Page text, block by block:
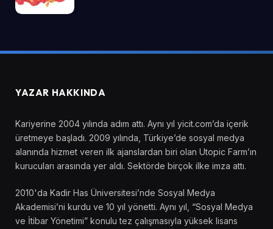
YAZAR HAKKINDA
Kariyerine 2004 yılında adım attı. Aynı yıl yicit.com’da içerik
üretmeye başladı. 2009 yılında, Türkiye’de sosyal medya
alanında hizmet veren ilk ajanslardan biri olan Utopic Farm’ın
kurucuları arasında yer aldı. Sektörde birçok ilke imza attı.
2010'da Kadir Has Üniversitesi’nde Sosyal Medya
Akademisi’ni kurdu ve 10 yıl yönetti. Aynı yıl, “Sosyal Medya
ve İtibar Yönetimi” konulu tez çalışmasıyla yüksek lisans